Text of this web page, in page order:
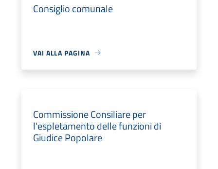
Consiglio comunale
VAI ALLA PAGINA
Commissione Consiliare per
l’espletamento delle funzioni di
Giudice Popolare